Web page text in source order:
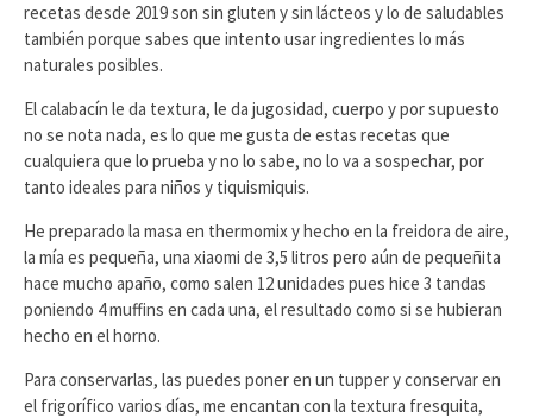
recetas desde 2019 son sin gluten y sin lácteos y lo de saludables
también porque sabes que intento usar ingredientes lo más
naturales posibles.
El calabacín le da textura, le da jugosidad, cuerpo y por supuesto
no se nota nada, es lo que me gusta de estas recetas que
cualquiera que lo prueba y no lo sabe, no lo va a sospechar, por
tanto ideales para niños y tiquismiquis.
He preparado la masa en thermomix y hecho en la freidora de aire,
la mía es pequeña, una xiaomi de 3,5 litros pero aún de pequeñita
hace mucho apaño, como salen 12 unidades pues hice 3 tandas
poniendo 4 muffins en cada una, el resultado como si se hubieran
hecho en el horno.
Para conservarlas, las puedes poner en un tupper y conservar en
el frigorífico varios días, me encantan con la textura fresquita,